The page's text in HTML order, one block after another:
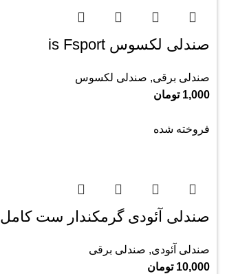
صندلی لکسوس is Fsport
صندلی برقی, صندلی لکسوس
1,000 تومان
فروخته شده
صندلی آئودی گرمکندار ست کامل
صندلی آئودی, صندلی برقی
10,000 تومان